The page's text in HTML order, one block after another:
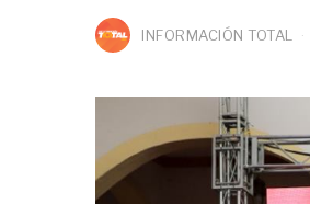
INFORMACIÓN TOTAL